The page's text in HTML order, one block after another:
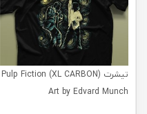
تیشرت (XL CARBON) Pulp Fiction
Art by Edvard Munch